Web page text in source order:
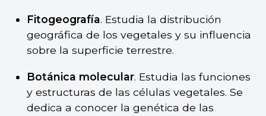
Fitogeografía. Estudia la distribución
geográfica de los vegetales y su influencia
sobre la superficie terrestre.
Botánica molecular. Estudia las funciones
y estructuras de las células vegetales. Se
dedica a conocer la genética de las